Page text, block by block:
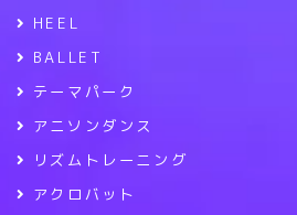
HEEL
BALLET
テーマパーク
アニソンダンス
リズムトレーニング
アクロバット